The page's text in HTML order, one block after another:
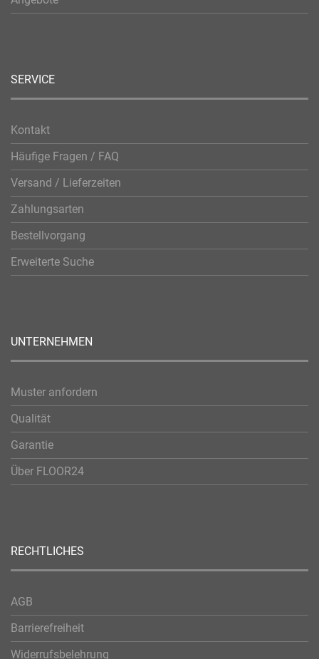
SERVICE
Kontakt
Häufige Fragen / FAQ
Versand / Lieferzeiten
Zahlungsarten
Bestellvorgang
Erweiterte Suche
UNTERNEHMEN
Muster anfordern
Qualität
Garantie
Über FLOOR24
RECHTLICHES
AGB
Barrierefreiheit
Widerrufsbelehrung